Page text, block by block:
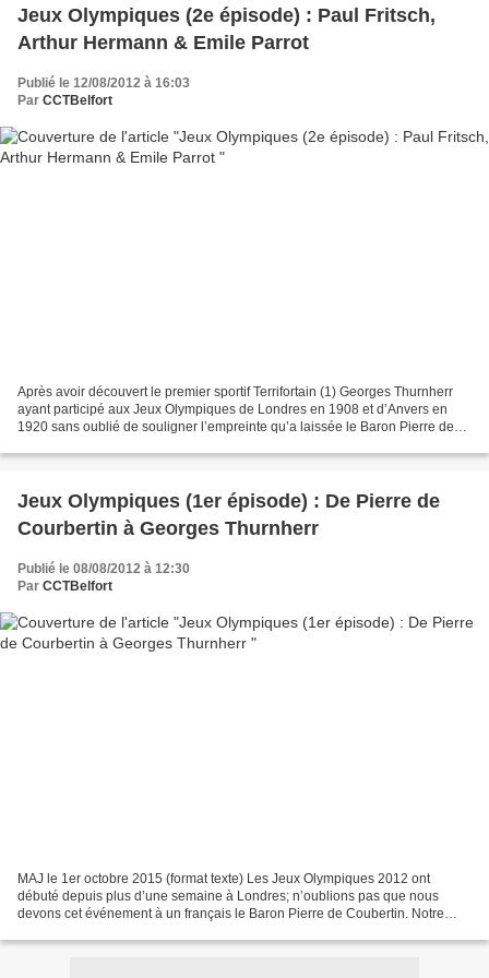
Jeux Olympiques (2e épisode) : Paul Fritsch,
Arthur Hermann & Emile Parrot
Publié le 12/08/2012 à 16:03
Par CCTBelfort
Après avoir découvert le premier sportif Terrifortain (1) Georges Thurnherr
ayant participé aux Jeux Olympiques de Londres en 1908 et d’Anvers en
1920 sans oublié de souligner l’empreinte qu’a laissée le Baron Pierre de
Jeux Olympiques (1er épisode) : De Pierre de
Courbertin à Georges Thurnherr
Publié le 08/08/2012 à 12:30
Par CCTBelfort
MAJ le 1er octobre 2015 (format texte) Les Jeux Olympiques 2012 ont
débuté depuis plus d’une semaine à Londres; n’oublions pas que nous
devons cet événement à un français le Baron Pierre de Coubertin. Notre